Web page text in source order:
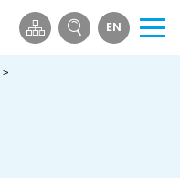
EN
メ
>